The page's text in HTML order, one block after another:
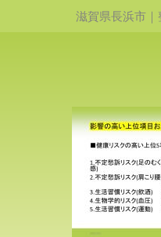
滋賀県長浜市